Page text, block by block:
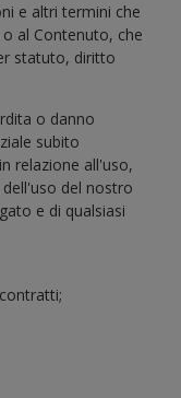
e altri termini che
al Contenuto, che
statuto, diritto
o danno
subito
relazione all'uso,
del nostro
e di qualsiasi